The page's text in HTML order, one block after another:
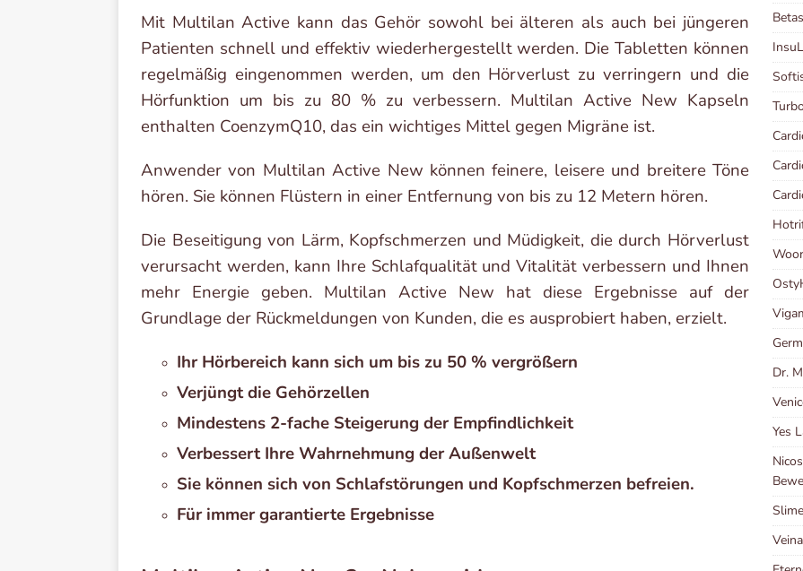
Mit Multilan Active kann das Gehör sowohl bei älteren als auch bei jüngeren
Patienten schnell und effektiv wiederhergestellt werden. Die Tabletten können
regelmäßig eingenommen werden, um den Hörverlust zu verringern und die
Hörfunktion um bis zu 80 % zu verbessern. Multilan Active New Kapseln
enthalten CoenzymQ10, das ein wichtiges Mittel gegen Migräne ist.
Anwender von Multilan Active New können feinere, leisere und breitere Töne
hören. Sie können Flüstern in einer Entfernung von bis zu 12 Metern hören.
Die Beseitigung von Lärm, Kopfschmerzen und Müdigkeit, die durch Hörverlust
verursacht werden, kann Ihre Schlafqualität und Vitalität verbessern und Ihnen
mehr Energie geben. Multilan Active New hat diese Ergebnisse auf der
Grundlage der Rückmeldungen von Kunden, die es ausprobiert haben, erzielt.
Ihr Hörbereich kann sich um bis zu 50 % vergrößern
Verjüngt die Gehörzellen
Mindestens 2-fache Steigerung der Empfindlichkeit
Verbessert Ihre Wahrnehmung der Außenwelt
Sie können sich von Schlafstörungen und Kopfschmerzen befreien.
Für immer garantierte Ergebnisse
Dr.
Yes